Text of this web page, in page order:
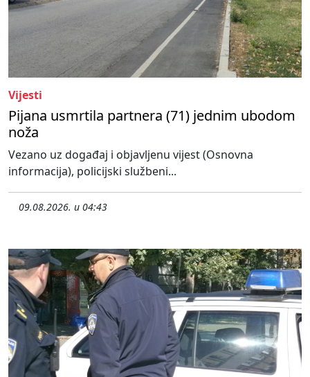
Vijesti
Pijana usmrtila partnera (71) jednim ubodom
noža
Vezano uz događaj i objavljenu vijest (Osnovna
informacija), policijski službeni...
09.08.2026. u 04:43